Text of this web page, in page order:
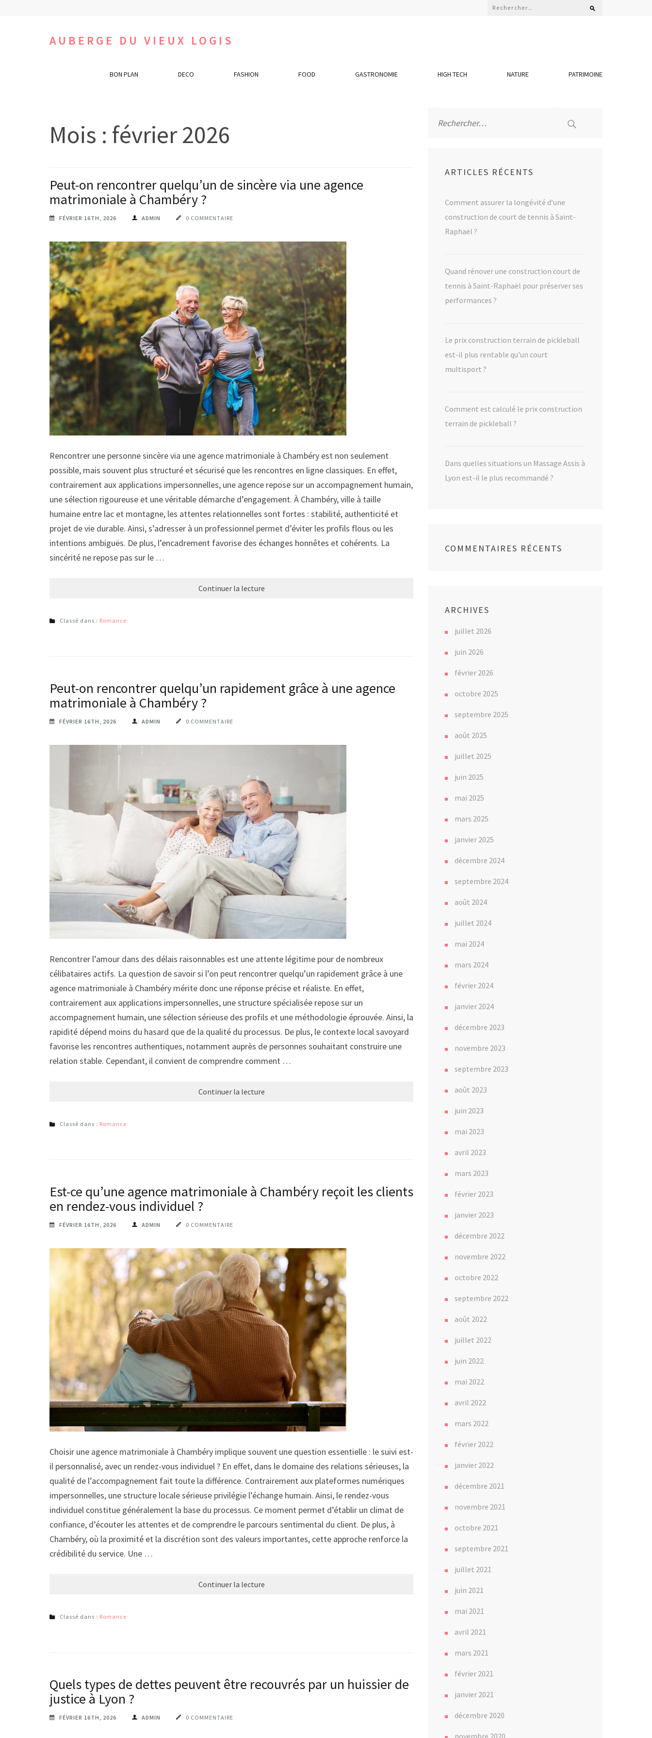
Rechercher :
AUBERGE DU VIEUX LOGIS
BON PLAN DECO FASHION FOOD GASTRONOMIE HIGH TECH NATURE PATRIMOINE
Mois : février 2026
Peut-on rencontrer quelqu’un de sincère via une agence
matrimoniale à Chambéry ?
FÉVRIER 16TH, 2026 ADMIN 0 COMMENTAIRE
Rencontrer une personne sincère via une agence matrimoniale à Chambéry est non seulement
possible, mais souvent plus structuré et sécurisé que les rencontres en ligne classiques. En effet,
contrairement aux applications impersonnelles, une agence repose sur un accompagnement humain,
une sélection rigoureuse et une véritable démarche d’engagement. À Chambéry, ville à taille
humaine entre lac et montagne, les attentes relationnelles sont fortes : stabilité, authenticité et
projet de vie durable. Ainsi, s’adresser à un professionnel permet d’éviter les profils flous ou les
intentions ambiguës. De plus, l’encadrement favorise des échanges honnêtes et cohérents. La
sincérité ne repose pas sur le …
Continuer la lecture
Classé dans : Romance
Peut-on rencontrer quelqu’un rapidement grâce à une agence
matrimoniale à Chambéry ?
FÉVRIER 16TH, 2026 ADMIN 0 COMMENTAIRE
Rencontrer l’amour dans des délais raisonnables est une attente légitime pour de nombreux
célibataires actifs. La question de savoir si l’on peut rencontrer quelqu’un rapidement grâce à une
agence matrimoniale à Chambéry mérite donc une réponse précise et réaliste. En effet,
contrairement aux applications impersonnelles, une structure spécialisée repose sur un
accompagnement humain, une sélection sérieuse des profils et une méthodologie éprouvée. Ainsi, la
rapidité dépend moins du hasard que de la qualité du processus. De plus, le contexte local savoyard
favorise les rencontres authentiques, notamment auprès de personnes souhaitant construire une
relation stable. Cependant, il convient de comprendre comment …
Continuer la lecture
Classé dans : Romance
Est-ce qu’une agence matrimoniale à Chambéry reçoit les clients
en rendez-vous individuel ?
FÉVRIER 16TH, 2026 ADMIN 0 COMMENTAIRE
Choisir une agence matrimoniale à Chambéry implique souvent une question essentielle : le suivi est-
il personnalisé, avec un rendez-vous individuel ? En effet, dans le domaine des relations sérieuses, la
qualité de l’accompagnement fait toute la différence. Contrairement aux plateformes numériques
impersonnelles, une structure locale sérieuse privilégie l’échange humain. Ainsi, le rendez-vous
individuel constitue généralement la base du processus. Ce moment permet d’établir un climat de
confiance, d’écouter les attentes et de comprendre le parcours sentimental du client. De plus, à
Chambéry, où la proximité et la discrétion sont des valeurs importantes, cette approche renforce la
crédibilité du service. Une …
Continuer la lecture
Classé dans : Romance
Quels types de dettes peuvent être recouvrés par un huissier de
justice à Lyon ?
FÉVRIER 16TH, 2026 ADMIN 0 COMMENTAIRE
ARTICLES RÉCENTS
Comment assurer la longévité d’une
construction de court de tennis à Saint-
Raphaël ?
Quand rénover une construction court de
tennis à Saint-Raphaël pour préserver ses
performances ?
Le prix construction terrain de pickleball
est-il plus rentable qu’un court
multisport ?
Comment est calculé le prix construction
terrain de pickleball ?
Dans quelles situations un Massage Assis à
Lyon est-il le plus recommandé ?
COMMENTAIRES RÉCENTS
ARCHIVES
juillet 2026
juin 2026
février 2026
octobre 2025
septembre 2025
août 2025
juillet 2025
juin 2025
mai 2025
mars 2025
janvier 2025
décembre 2024
septembre 2024
août 2024
juillet 2024
mai 2024
mars 2024
février 2024
janvier 2024
décembre 2023
novembre 2023
septembre 2023
août 2023
juin 2023
mai 2023
avril 2023
mars 2023
février 2023
janvier 2023
décembre 2022
novembre 2022
octobre 2022
septembre 2022
août 2022
juillet 2022
juin 2022
mai 2022
avril 2022
mars 2022
février 2022
janvier 2022
décembre 2021
novembre 2021
octobre 2021
septembre 2021
juillet 2021
juin 2021
mai 2021
avril 2021
mars 2021
février 2021
janvier 2021
décembre 2020
novembre 2020